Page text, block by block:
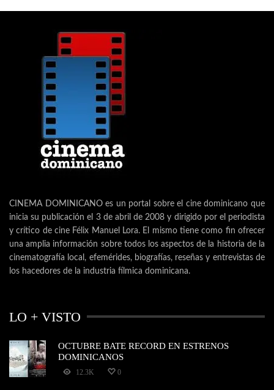
CINEMA DOMINICANO es un portal sobre el cine dominicano que
inicia su publicación el 3 de abril de 2008 y dirigido por el periodista
y crítico de cine Félix Manuel Lora. El mismo tiene como fin ofrecer
una amplia información sobre todos los aspectos de la historia de la
cinematografía local, efemérides, biografías, reseñas y entrevistas de
los hacedores de la industria fílmica dominicana.
LO + VISTO
OCTUBRE BATE RECORD EN ESTRENOS
DOMINICANOS
12.3K 0